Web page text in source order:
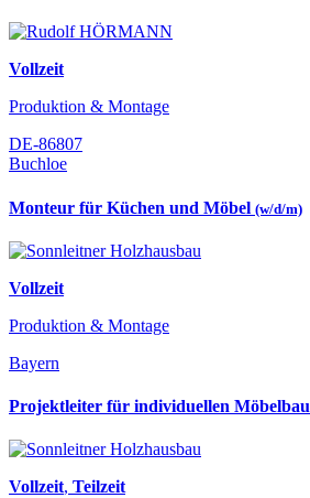
Vollzeit
Produktion & Montage
DE-86807
Buchloe
Monteur für Küchen und Möbel (w/d/m)
Vollzeit
Produktion & Montage
Bayern
Projektleiter für individuellen Möbelbau
Vollzeit, Teilzeit